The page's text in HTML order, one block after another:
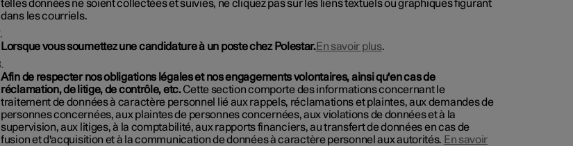
telles données ne soient collectées et suivies, ne cliquez pas sur les liens textuels ou graphiques figurant
dans les courriels.
Lorsque vous soumettez une candidature à un poste chez Polestar.En savoir plus.
Afin de respecter nos obligations légales et nos engagements volontaires, ainsi qu'en cas de
réclamation, de litige, de contrôle, etc.Cette section comporte des informations concernant le
traitement de données à caractère personnel lié aux rappels, réclamations et plaintes, aux demandes de
personnes concernées, aux plaintes de personnes concernées, aux violations de données et à la
supervision, aux litiges, à la comptabilité, aux rapports financiers, au transfert de données en cas de
fusion et d'acquisition et à la communication de données à caractère personnel aux autorités. En savoir